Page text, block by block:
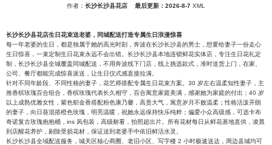
作者： 长沙长沙县花店 最后更新：2026-8-7 XML
长沙长沙县花店生日花束送老婆，同城配送打造专属生日浪漫惊喜
每一年老婆的生日，都是独属于她的高光时刻，奔波在长沙长沙县的男士，想要给妻子一份走心
生日惊喜，一束定制生日花束永远不会出错。长沙长沙县本地连锁鲜花实体店，专注生日花礼定
制，长沙长沙县全城覆盖同城配送，不用奔波线下门店，线上挑选款式，准时送货上门，在家、
公司、餐厅都能完成惊喜派送，让生日仪式感直接拉满。
针对不同年龄段、不同性格的妻子，花艺师搭配专属生日花束方案。30 岁左右温柔知性妻子，主
推香槟玫瑰百合组合，香槟玫瑰代表长久相守，百合寓意家庭美满，感谢她为家庭的付出；40 岁
以上成熟优雅女性，紫色郁金香搭配粉色康乃馨，高贵大气，寓意岁月不败温柔；性格活泼开朗
的妻子，向日葵混搭橙色玫瑰，明亮温暖，祝她永远保持快乐纯粹；偏爱小众高级感，可选卡布
奇诺复古玫瑰抱抱桶，ins 风包装，高级耐看，拍照超出片。所有花材每日从鲜花基地直供，凌晨
到店醒花养护，剔除受损花材，保证送到老婆手中依旧鲜活水灵。
长沙长沙县全域配送服务，城关区核心商圈、老旧小区、写字楼 2 小时极速送达，周边县城均可